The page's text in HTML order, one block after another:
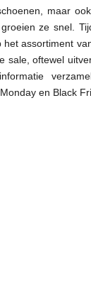
maar
ze snel.
het assortiment
sale, oftewel
en Black